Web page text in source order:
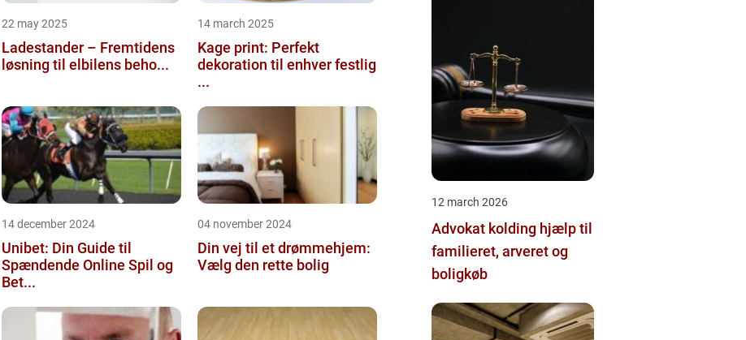
22 may 2025
Ladestander – Fremtidens
løsning til elbilens beho...
14 march 2025
Kage print: Perfekt
dekoration til enhver festlig
...
14 december 2024
Unibet: Din Guide til
Spændende Online Spil og
Bet...
04 november 2024
Din vej til et drømmehjem:
Vælg den rette bolig
12 march 2026
Advokat kolding hjælp til
familieret, arveret og
boligkøb